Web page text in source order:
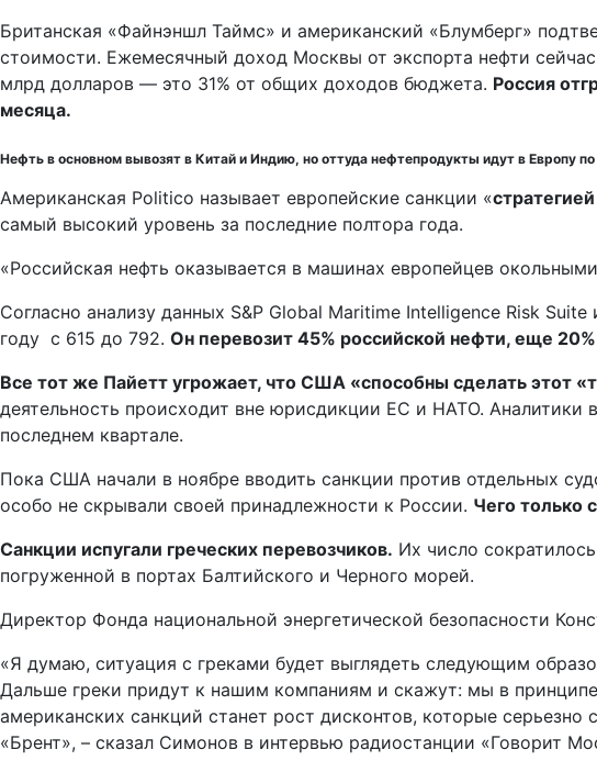
Британская «Файнэншл Таймс» и американский «Блумберг»
стоимости. Ежемесячный доход Москвы от экспорта нефти
млрд долларов — это 31% от общих доходов бюджета. Россия
месяца.
Нефть в основном вывозят в Китай и Индию, но оттуда нефтепродукты идут в Европу
Американская Politico называет европейские санкции «
самый высокий уровень за последние полтора года.
«Российская нефть оказывается в машинах европейцев
Согласно анализу данных S&P Global Maritime Intelligence Risk
году с 615 до 792. Он перевозит 45% российской нефти, еще
Все тот же Пайетт угрожает, что США «способны сделать этот
деятельность происходит вне юрисдикции ЕС и НАТО. Аналитики
последнем квартале.
Пока США начали в ноябре вводить санкции против отдельных
особо не скрывали своей принадлежности к России. Чего только
Санкции испугали греческих перевозчиков. Их число
погруженной в портах Балтийского и Черного морей.
Директор Фонда национальной энергетической безопасности
«Я думаю, ситуация с греками будет выглядеть следующим
Дальше греки придут к нашим компаниям и скажут: мы в
американских санкций станет рост дисконтов, которые
«Брент», – сказал Симонов в интервью радиостанции «Говорит